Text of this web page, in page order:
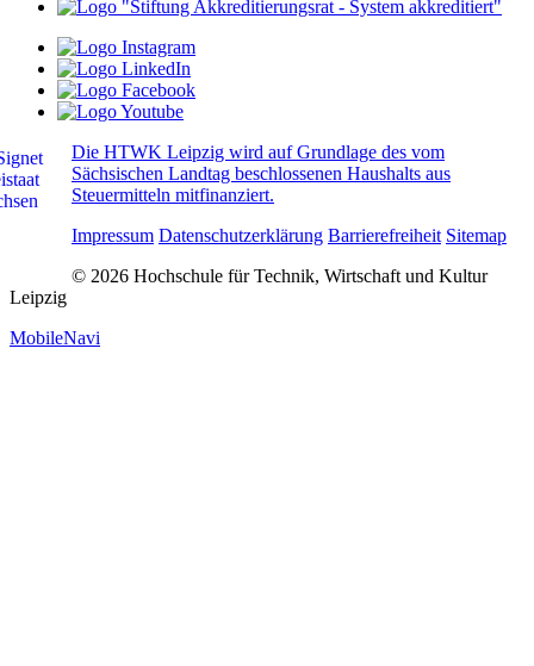
Die HTWK Leipzig wird auf Grundlage des vom
Sächsischen Landtag beschlossenen Haushalts aus
Steuermitteln mitfinanziert.
Impressum Datenschutzerklärung Barrierefreiheit Sitemap
© 2026 Hochschule für Technik, Wirtschaft und Kultur
Leipzig
MobileNavi